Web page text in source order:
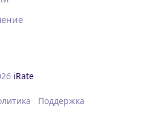
iRate
Поддержка